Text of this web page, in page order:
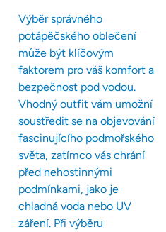
Výběr správného
potápěčského oblečení
může být klíčovým
faktorem pro váš komfort a
bezpečnost pod vodou.
Vhodný outfit vám umožní
soustředit se na objevování
fascinujícího podmořského
světa, zatímco vás chrání
před nehostinnými
podmínkami, jako je
chladná voda nebo UV
záření. Při výběru